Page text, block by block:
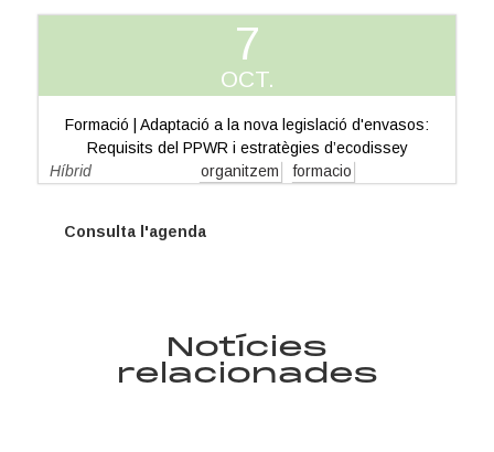
7
OCT.
Formació | Adaptació a la nova legislació d'envasos:
Requisits del PPWR i estratègies d’ecodissey
Híbrid
organitzem formacio
Consulta l'agenda
Notícies
relacionades